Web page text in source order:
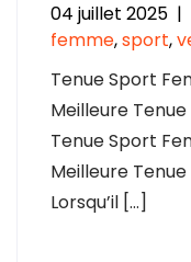
04 juillet 2025 |
femme,sport,
Tenue Sport
Meilleure
Tenue Sport
Meilleure
Lorsqu’il […]